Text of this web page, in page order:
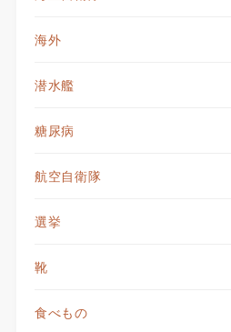
海外
潜水艦
糖尿病
航空自衛隊
選挙
靴
食べもの